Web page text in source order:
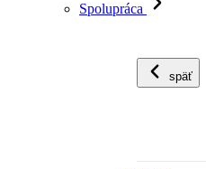
Spolupráca
späť